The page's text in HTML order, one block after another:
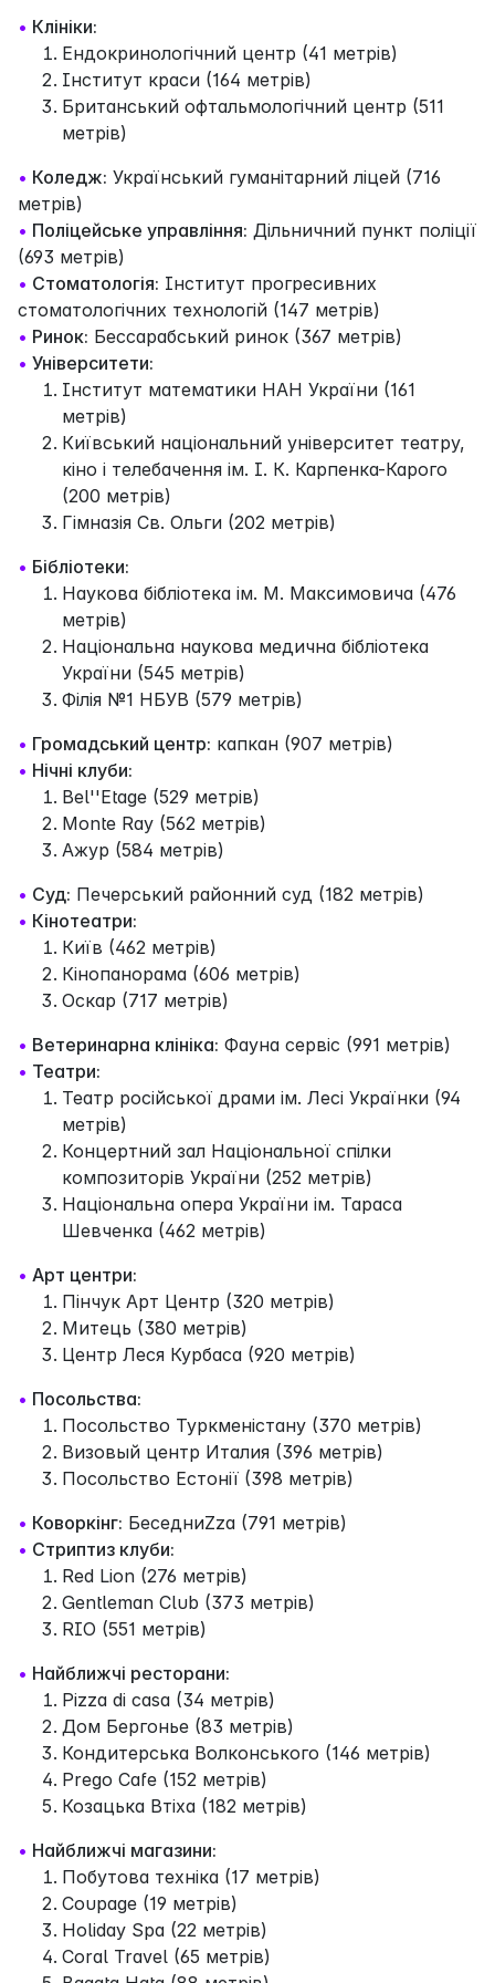
• Клініки:
Ендокринологічний центр (41 метрів)
Інститут краси (164 метрів)
Британський офтальмологічний центр (511
метрів)
• Коледж: Український гуманітарний ліцей (716
метрів)
• Поліцейське управління: Дільничний пункт поліції
(693 метрів)
• Стоматологія: Інститут прогресивних
стоматологічних технологій (147 метрів)
• Ринок: Бессарабський ринок (367 метрів)
• Університети:
Інститут математики НАН України (161
метрів)
Київський національний університет театру,
кіно і телебачення ім. І. К. Карпенка-Карого
(200 метрів)
Гімназія Св. Ольги (202 метрів)
• Бібліотеки:
Наукова бібліотека ім. М. Максимовича (476
метрів)
Національна наукова медична бібліотека
України (545 метрів)
Філія №1 НБУВ (579 метрів)
• Громадський центр: капкан (907 метрів)
• Нічні клуби:
Bel''Etage (529 метрів)
Monte Ray (562 метрів)
Ажур (584 метрів)
• Суд: Печерський районний суд (182 метрів)
• Кінотеатри:
Київ (462 метрів)
Кінопанорама (606 метрів)
Оскар (717 метрів)
• Ветеринарна клініка: Фауна сервіс (991 метрів)
• Театри:
Театр російської драми ім. Лесі Українки (94
метрів)
Концертний зал Національної спілки
композиторів України (252 метрів)
Національна опера України ім. Тараса
Шевченка (462 метрів)
• Арт центри:
Пінчук Арт Центр (320 метрів)
Митець (380 метрів)
Центр Леся Курбаса (920 метрів)
• Посольства:
Посольство Туркменістану (370 метрів)
Визовый центр Италия (396 метрів)
Посольство Естонії (398 метрів)
• Коворкінг: БеседниZza (791 метрів)
• Стриптиз клуби:
Red Lion (276 метрів)
Gentleman Club (373 метрів)
RIO (551 метрів)
• Найближчі ресторани:
Pizza di casa (34 метрів)
Дом Бергонье (83 метрів)
Кондитерська Волконського (146 метрів)
Prego Cafe (152 метрів)
Козацька Втіха (182 метрів)
• Найближчі магазини:
Побутова технiка (17 метрів)
Coupage (19 метрів)
Holiday Spa (22 метрів)
Coral Travel (65 метрів)